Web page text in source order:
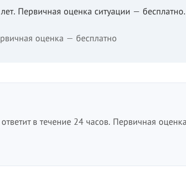
Первичная оценка ситуации — бесплатно.
оценка — бесплатно
в течение 24 часов. Первичная